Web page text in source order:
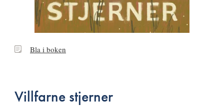
BlaBla i boken
Villfarne stjerner